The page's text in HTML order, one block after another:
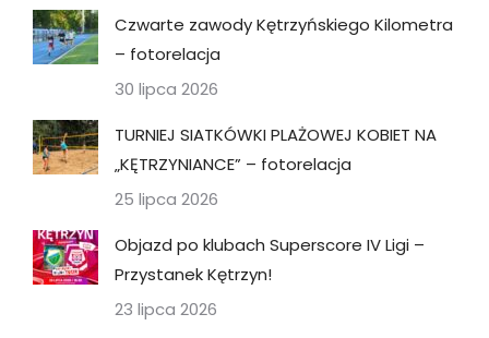
Czwarte zawody Kętrzyńskiego Kilometra
– fotorelacja
30 lipca 2026
TURNIEJ SIATKÓWKI PLAŻOWEJ KOBIET NA
„KĘTRZYNIANCE” – fotorelacja
25 lipca 2026
Objazd po klubach Superscore IV Ligi –
Przystanek Kętrzyn!
23 lipca 2026